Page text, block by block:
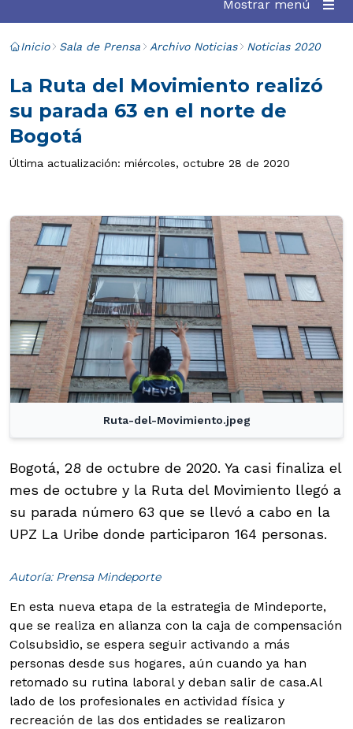
Mostrar menú
Inicio Sala de Prensa Archivo Noticias Noticias 2020
La Ruta del Movimiento realizó
su parada 63 en el norte de
Bogotá
Última actualización: miércoles, octubre 28 de 2020
Ruta-del-Movimiento.jpeg
Bogotá, 28 de octubre de 2020. Ya casi finaliza el
mes de octubre y la Ruta del Movimiento llegó a
su parada número 63 que se llevó a cabo en la
UPZ La Uribe donde participaron 164 personas.
Autoría: Prensa Mindeporte
En esta nueva etapa de la estrategia de Mindeporte,
que se realiza en alianza con la caja de compensación
Colsubsidio, se espera seguir activando a más
personas desde sus hogares, aún cuando ya han
retomado su rutina laboral y deban salir de casa.Al
lado de los profesionales en actividad física y
recreación de las dos entidades se realizaron